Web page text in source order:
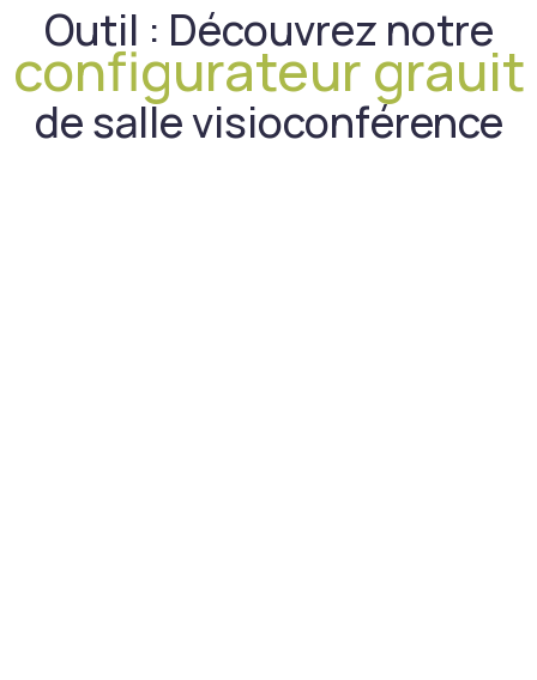
Outil : Découvrez notre
configurateur grauit
de salle visioconférence